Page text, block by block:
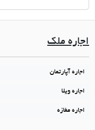
اجاره ملک
اجاره آپارتمان
اجاره ویلا
اجاره مغازه